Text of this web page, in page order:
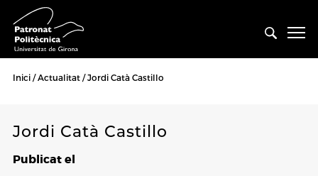
Inici Actualitat Jordi Catà Castillo
Jordi Catà Castillo
Publicat el